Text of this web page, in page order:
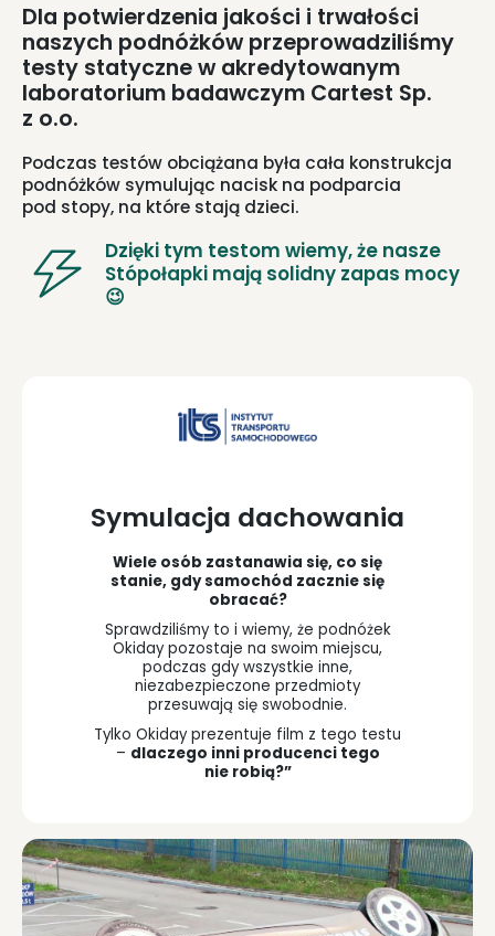
Dla potwierdzenia jakości i trwałości
naszych podnóżków przeprowadziliśmy
testy statyczne w akredytowanym
laboratorium badawczym Cartest Sp.
z o.o.
Podczas testów obciążana była cała konstrukcja
podnóżków symulując nacisk na podparcia
pod stopy, na które stają dzieci.
Dzięki tym testom wiemy, że nasze
Stópołapki mają solidny zapas mocy
😉
Symulacja dachowania
Wiele osób zastanawia się, co się
stanie, gdy samochód zacznie się
obracać?
Sprawdziliśmy to i wiemy, że podnóżek
Okiday pozostaje na swoim miejscu,
podczas gdy wszystkie inne,
niezabezpieczone przedmioty
przesuwają się swobodnie.
Tylko Okiday prezentuje film z tego testu
– dlaczego inni producenci tego
nie robią?”